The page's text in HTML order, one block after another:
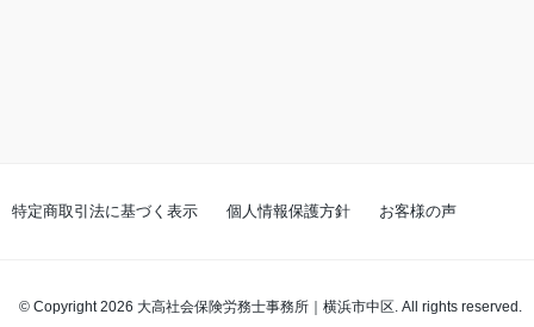
特定商取引法に基づく表示 個人情報保護方針 お客様の声
© Copyright 2026 大高社会保険労務士事務所｜横浜市中区. All rights reserved.